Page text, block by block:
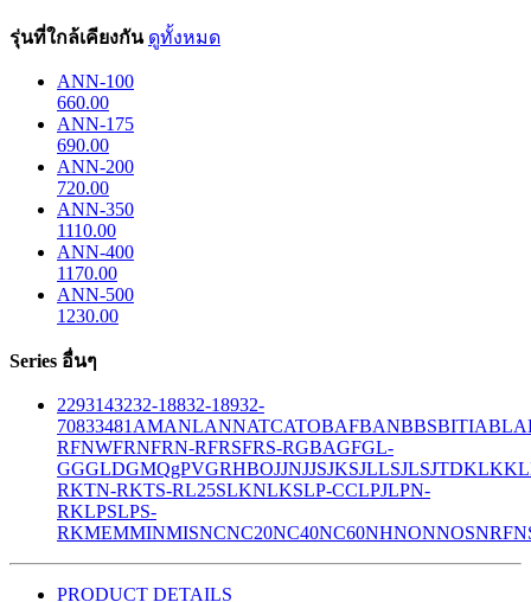
รุ่นที่ใกล้เคียงกัน ดูทั้งหมด
ANN-100
660.00
ANN-175
690.00
ANN-200
720.00
ANN-350
1110.00
ANN-400
1170.00
ANN-500
1230.00
Series อื่นๆ
2293143232-18832-18932-
70833481 AMANLANNATCATOBAFBANBBSBITIABLA
RFNWFRNFRN-RFRSFRS-RGBAGFGL-
GGGLDGMQgPVGRHBOJJNJJSJKSJLLSJLSJTDKLK
RKTN-RKTS-RL25SLKNLKSLP-CCLPJLPN-
RKLPSLPS-
RKMEMMINMISNCNC20NC40NC60NHNONNOSNRF
PRODUCT DETAILS